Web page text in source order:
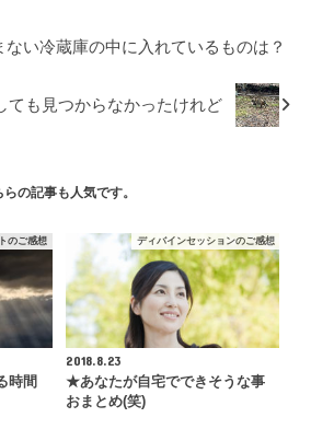
い冷蔵庫の中に入れているものは？
も見つからなかったけれど
らの記事も人気です。
のご感想
時間
ディバインセッションのご感想
2018.8.23
★あなたが自宅でできそうな事
おまとめ(笑)